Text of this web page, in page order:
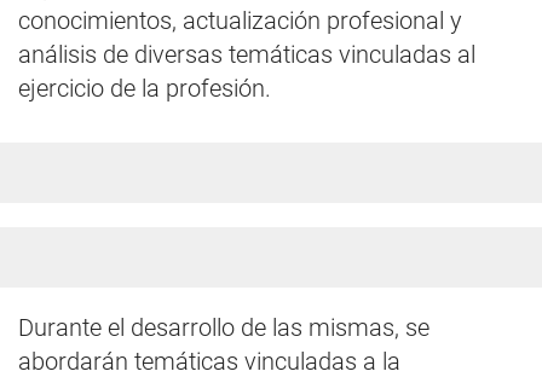
conocimientos, actualización profesional y
análisis de diversas temáticas vinculadas al
ejercicio de la profesión.
Durante el desarrollo de las mismas, se
abordarán temáticas vinculadas a la